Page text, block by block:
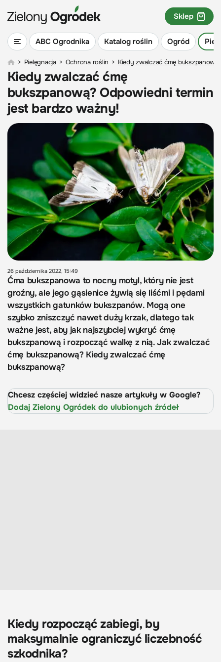
ABC Ogrodnika Katalog roślin Ogród
Sklep
> Pielęgnacja > Ochrona roślin > Kiedy zwalczać ćmę
Kiedy zwalczać ćmę
bukszpanową? Odpowiedni termin
jest bardzo ważny!
26 października 2022, 15:49
Ćma bukszpanowa to nocny motyl, który nie jest
groźny, ale jego gąsienice żywią się liśćmi i pędami
wszystkich gatunków bukszpanów. Mogą one
szybko zniszczyć nawet duży krzak, dlatego tak
ważne jest, aby jak najszybciej wykryć ćmę
bukszpanową i rozpocząć walkę z nią. Jak zwalczać
ćmę bukszpanową? Kiedy zwalczać ćmę
bukszpanową?
Chcesz częściej widzieć nasze artykuły w Google?
Dodaj Zielony Ogródek do ulubionych źródeł
Kiedy rozpocząć zabiegi, by
maksymalnie ograniczyć liczebność
szkodnika?